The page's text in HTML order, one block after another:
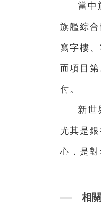
當中
旗艦綜
寫字樓
而項目
付。
新世
尤其是
心，是
相